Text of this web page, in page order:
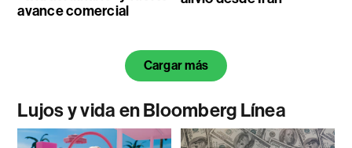
avance comercial
Cargar más
Lujos y vida en Bloomberg Línea